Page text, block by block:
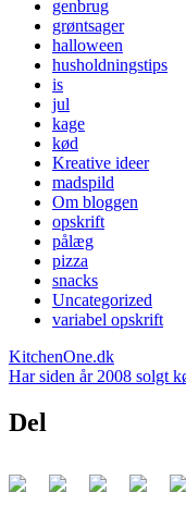
genbrug
grøntsager
halloween
husholdningstips
is
jul
kage
kød
Kreative ideer
madspild
Om bloggen
opskrift
pålæg
pizza
snacks
Uncategorized
variabel opskrift
KitchenOne.dk
Har siden år 2008 solgt
Del